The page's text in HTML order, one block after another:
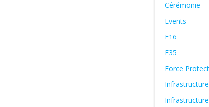
Cérémonie
Events
F16
F35
Force